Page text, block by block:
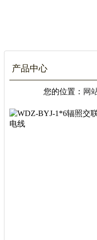
产品中心
您的位置： 网